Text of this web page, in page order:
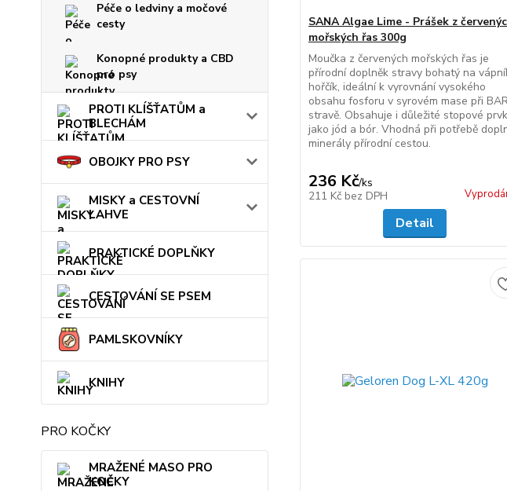
Péče o ledviny a močové
cesty
Konopné produkty a CBD
pro psy
PROTI KLÍŠŤATŮM a
BLECHÁM
OBOJKY PRO PSY
MISKY a CESTOVNÍ
LAHVE
PRAKTICKÉ DOPLŇKY
CESTOVÁNÍ SE PSEM
PAMLSKOVNÍKY
KNIHY
PRO KOČKY
MRAŽENÉ MASO PRO
KOČKY
SANA Algae Lime - Prášek z
mořských řas 300g
Moučka z červených mořských řas je
přírodní doplněk stravy bohatý na
hořčík, ideální k vyrovnání vysokého
obsahu fosforu v syrovém mase při
stravě. Obsahuje i důležité stopové
jako jód a bór. Vhodná při potřebě
minerály přírodní cestou.
236 Kč/ks
211 Kč bez DPH
Detail